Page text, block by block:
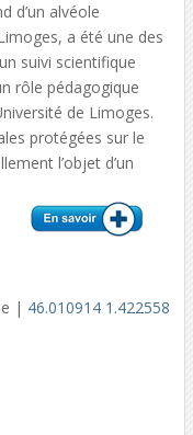
d’un alvéole
a été une des
suivi scientifique
rôle pédagogique
de Limoges.
protégées sur le
l’objet d’un
| 46.010914 1.422558